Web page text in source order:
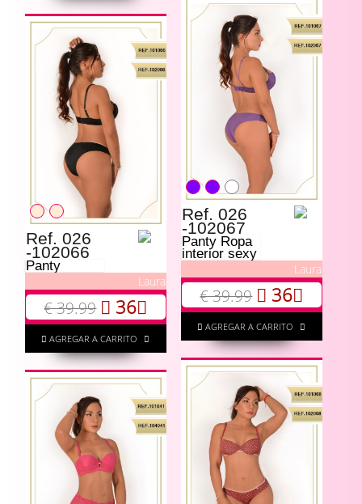
Ref. 026
-102067
Panty Ropa
interior sexy
Laura
€ 39.99 36
AGREGAR A CARRITO
Ref. 026
-102066
Panty
Laura
€ 39.99 36
AGREGAR A CARRITO